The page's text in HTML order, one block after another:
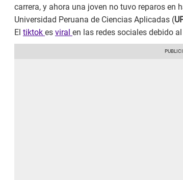
carrera, y ahora una joven no tuvo reparos en
Universidad Peruana de Ciencias Aplicadas (
El tiktok es viral en las redes sociales debido